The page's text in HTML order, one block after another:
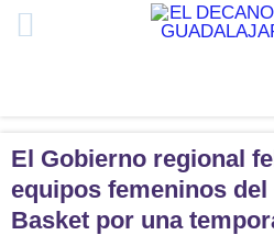
El Gobierno regional
equipos femeninos del
Basket por una